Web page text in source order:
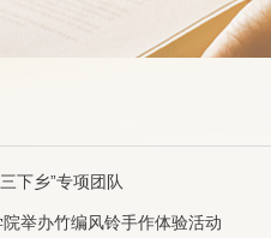
下乡”专项团队
举办竹编风铃手作体验活动